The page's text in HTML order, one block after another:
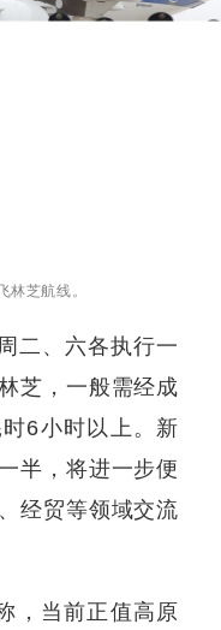
林芝航线。
二、六各执行一
芝，一般需经成
6小时以上。新
半，将进一步便
经贸等领域交流
，当前正值高原